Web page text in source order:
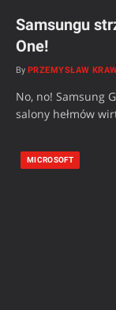
Samsungu
One!
By PRZEMYSŁAW
No, no! Samsung
salony hełmów
MICROSOFT